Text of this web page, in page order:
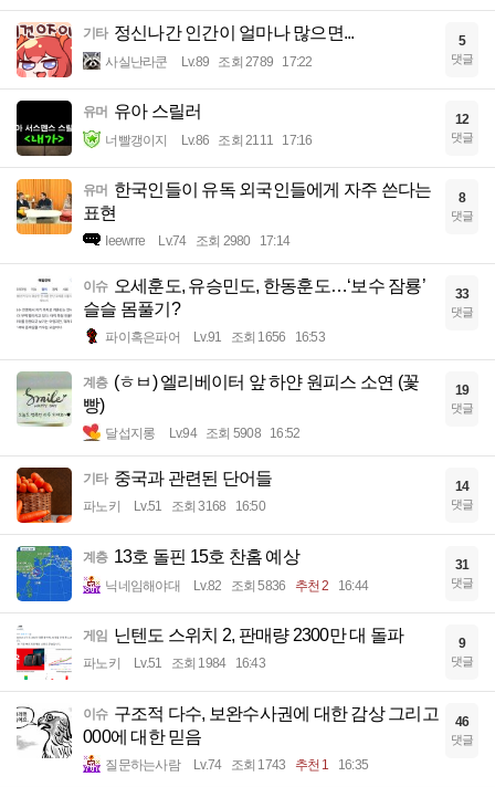
기타 정신나간 인간이 얼마나 많으면...
사실난라쿤 Lv.89 조회 2789 17:22
5
댓글
유머 유아 스릴러
너빨갱이지 Lv.86 조회 2111 17:16
12
댓글
유머 한국인들이 유독 외국인들에게 자주 쓴다는
표현
Ieewrre Lv.74 조회 2980 17:14
8
댓글
이슈 오세훈도, 유승민도, 한동훈도…‘보수 잠룡’
슬슬 몸풀기?
파이혹은파어 Lv.91 조회 1656 16:53
33
댓글
계층 (ㅎㅂ) 엘리베이터 앞 하얀 원피스 소연 (꽃
빵)
달섭지롱 Lv.94 조회 5908 16:52
19
댓글
기타 중국과 관련된 단어들
파노키 Lv.51 조회 3168 16:50
14
댓글
계층 13호 돌핀 15호 찬홈 예상
닉네임해야대 Lv.82 조회 5836 추천 2 16:44
31
댓글
게임 닌텐도 스위치 2, 판매량 2300만 대 돌파
파노키 Lv.51 조회 1984 16:43
9
댓글
이슈 구조적 다수, 보완수사권에 대한 감상 그리고
000에 대한 믿음
질문하는사람 Lv.74 조회 1743 추천 1 16:35
46
댓글